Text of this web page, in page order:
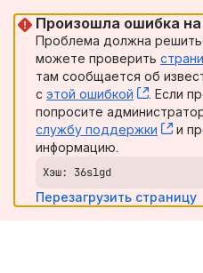
Произошла ошибка
Проблема должна
можете проверить
там сообщается об
с этой ошибкой , (opens
. Если
попросите
службу поддержки
,
и
информацию.
Хэш: 36slgd
Перезагрузить страницу